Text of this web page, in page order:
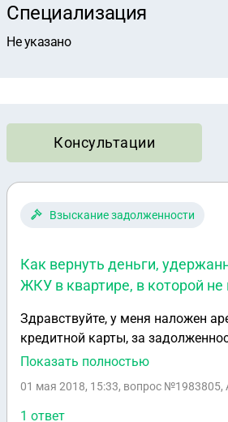
Специализация
Не указано
Консультации
Взыскание задолженности
Как вернуть деньги,
ЖКУ в квартире, в которой
Здравствуйте, у меня наложен
кредитной карты, за
коммунальным платежам по
Как вернуть сумму, списанную с
ареста? По этой причине, сейчас
Показать полностью
01 мая 2018, 15:33, вопрос №1983805,
1 ответ